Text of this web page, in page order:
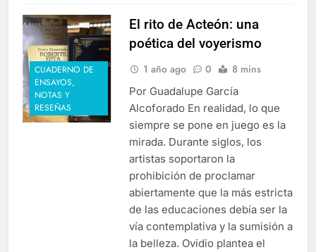
CUADERNO DE
ENSAYOS,
NOTAS Y
RESEÑAS
El rito de Acteón: una
poética del voyerismo
1 año ago 0 8 mins
Por Guadalupe García
Alcoforado En realidad, lo que
siempre se pone en juego es la
mirada. Durante siglos, los
artistas soportaron la
prohibición de proclamar
abiertamente que la más estricta
de las educaciones debía ser la
vía contemplativa y la sumisión a
la belleza. Ovidio plantea el